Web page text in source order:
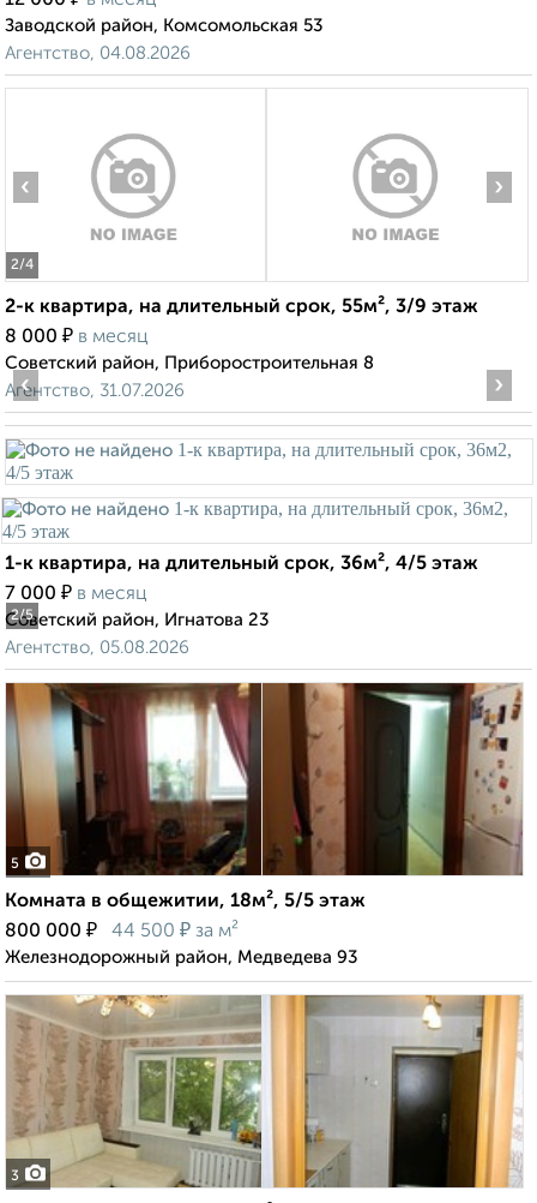
Заводской район, Комсомольская 53
Агентство, 04.08.2026
2/4
‹ ›
2-к квартира, на длительный срок, 55м², 3/9 этаж
8 000 ₽ в месяц
Советский район, Приборостроительная 8
Агентство, 31.07.2026
2/5
‹ ›
1-к квартира, на длительный срок, 36м², 4/5 этаж
7 000 ₽ в месяц
Советский район, Игнатова 23
Агентство, 05.08.2026
5
Комната в общежитии, 18м², 5/5 этаж
800 000 ₽ 44 500 ₽ за м²
Железнодорожный район, Медведева 93
3